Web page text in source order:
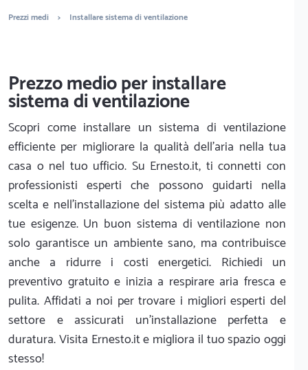
Prezzi medi > Installare sistema di ventilazione
Prezzo medio per installare
sistema di ventilazione
Scopri come installare un sistema di ventilazione
efficiente per migliorare la qualità dell'aria nella tua
casa o nel tuo ufficio. Su Ernesto.it, ti connetti con
professionisti esperti che possono guidarti nella
scelta e nell'installazione del sistema più adatto alle
tue esigenze. Un buon sistema di ventilazione non
solo garantisce un ambiente sano, ma contribuisce
anche a ridurre i costi energetici. Richiedi un
preventivo gratuito e inizia a respirare aria fresca e
pulita. Affidati a noi per trovare i migliori esperti del
settore e assicurati un'installazione perfetta e
duratura. Visita Ernesto.it e migliora il tuo spazio oggi
stesso!